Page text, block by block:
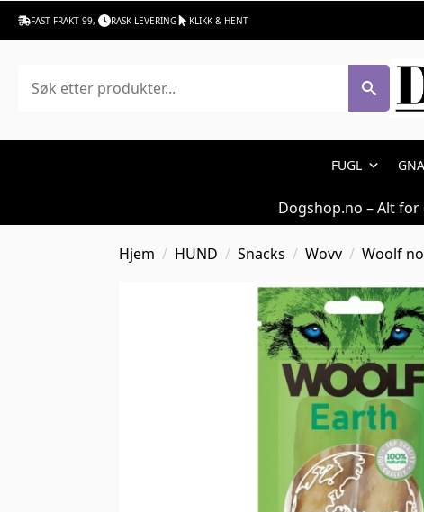
FAST FRAKT 99,- RASK LEVERING KLIKK & HENT
FUGL
Dogshop.no – Alt
Hjem HUND Snacks Wovv Woolf